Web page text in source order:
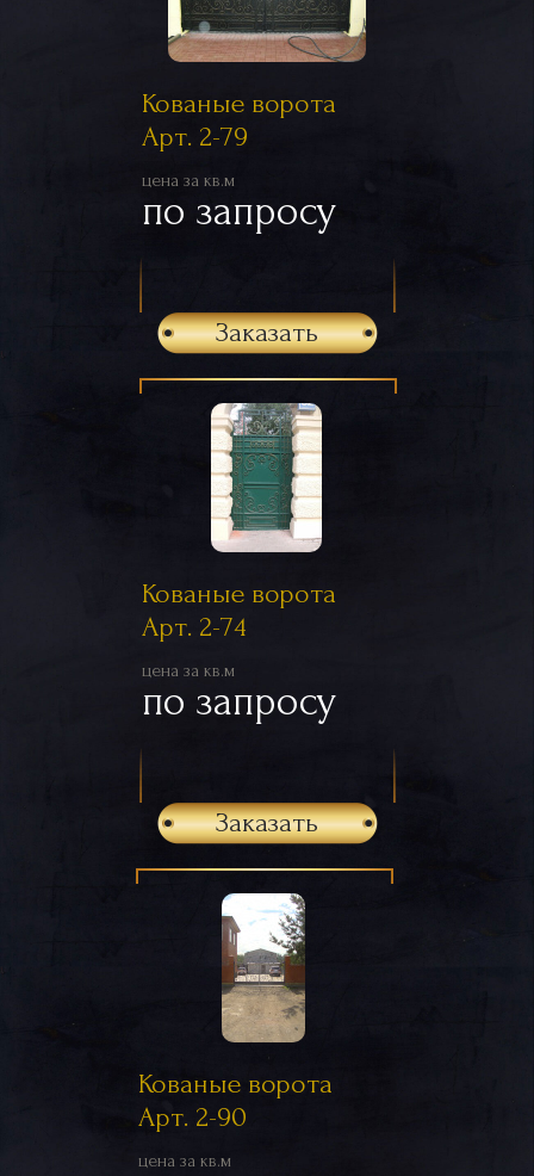
Кованые ворота
Арт. 2-79
цена за кв.м
по запросу
Заказать
Кованые ворота
Арт. 2-74
цена за кв.м
по запросу
Заказать
Кованые ворота
Арт. 2-90
цена за кв.м